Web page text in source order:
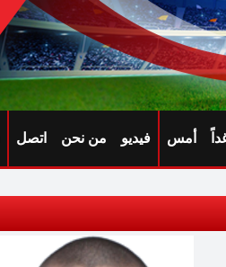
أمس فيديو من نحن اتصل